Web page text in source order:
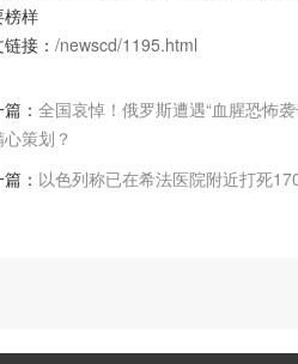
榜样
接： /newscd/1195.html
： 全国哀悼！俄罗斯遭遇“血腥恐怖
策划？
： 以色列称已在希法医院附近打死